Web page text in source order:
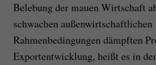
Belebung der mauen Wirtschaft
schwachen außenwirtschaftlichen
Rahmenbedingungen dämpften
Exportentwicklung, heißt es in